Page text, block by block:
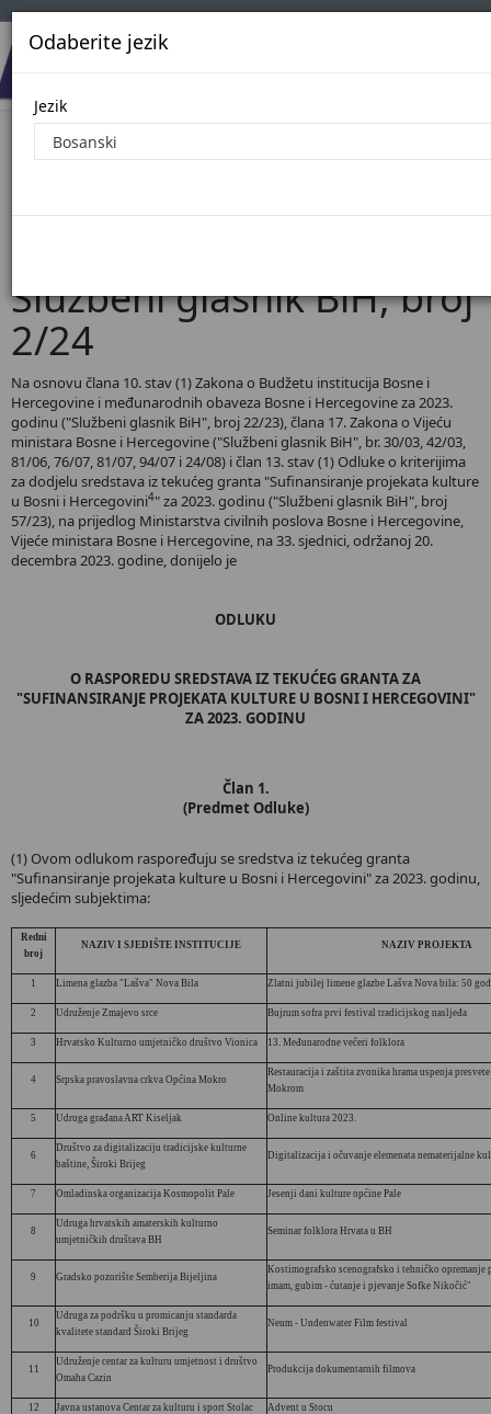
Odaberite jezik
Jezik
Pregled Dokumenata| Broj 2/24
Službeni glasnik BiH, broj
2/24
Na osnovu člana 10. stav (1) Zakona o Budžetu institucija Bosne i
Hercegovine i međunarodnih obaveza Bosne i Hercegovine za 2023.
godinu ("Službeni glasnik BiH", broj 22/23), člana 17. Zakona o Vijeću
ministara Bosne i Hercegovine ("Službeni glasnik BiH", br. 30/03, 42/03,
81/06, 76/07, 81/07, 94/07 i 24/08) i član 13. stav (1) Odluke o kriterijima
za dodjelu sredstava iz tekućeg granta "Sufinansiranje projekata kulture
u Bosni i Hercegovini4" za 2023. godinu ("Službeni glasnik BiH", broj
57/23), na prijedlog Ministarstva civilnih poslova Bosne i Hercegovine,
Vijeće ministara Bosne i Hercegovine, na 33. sjednici, održanoj 20.
decembra 2023. godine, donijelo je
ODLUKU
O RASPOREDU SREDSTAVA IZ TEKUĆEG GRANTA ZA
"SUFINANSIRANJE PROJEKATA KULTURE U BOSNI I HERCEGOVINI"
ZA 2023. GODINU
Član 1.
(Predmet Odluke)
(1) Ovom odlukom raspoređuju se sredstva iz tekućeg granta
"Sufinansiranje projekata kulture u Bosni i Hercegovini" za 2023. godinu,
sljedećim subjektima:
Redni
broj
NAZIV I SJEDIŠTE INSTITUCIJE NAZIV PROJEKTA
1 Limena glazba "Lašva" Nova Bila Zlatni jubilej limene glazbe Lašva Nova bila: 50
2 Udruženje Zmajevo srce Bujrum sofra prvi festival tradicijskog nasljeđa
3 Hrvatsko Kulturno umjetničko društvo Vionica 13. Međunarodne večeri folklora
4 Srpska pravoslavna crkva Općina Mokro
Restauracija i zaštita zvonika hrama uspenja
Mokrom
5 Udruga građana ART Kiseljak Online kultura 2023.
6
Društvo za digitalizaciju tradicijske kulturne
baštine, Široki Brijeg
Digitalizacija i očuvanje elemenata nematerijalne
7 Omladinska organizacija Kosmopolit Pale Jesenji dani kulture općine Pale
8
Udruga hrvatskih amaterskih kulturno
umjetničkih društava BH
Seminar folklora Hrvata u BH
9 Gradsko pozorište Semberija Bijeljina
Kostimografsko scenografsko i tehničko opremanje
imam, gubim - ćutanje i pjevanje Sofke Nikočić"
10
Udruga za podršku u promicanju standarda
kvalitete standard Široki Brijeg
Neum - Undenwater Film festival
11
Udruženje centar za kulturu umjetnost i društvo
Omaha Cazin
Produkcija dokumentarnih filmova
12 Javna ustanova Centar za kulturu i sport Stolac Advent u Stocu